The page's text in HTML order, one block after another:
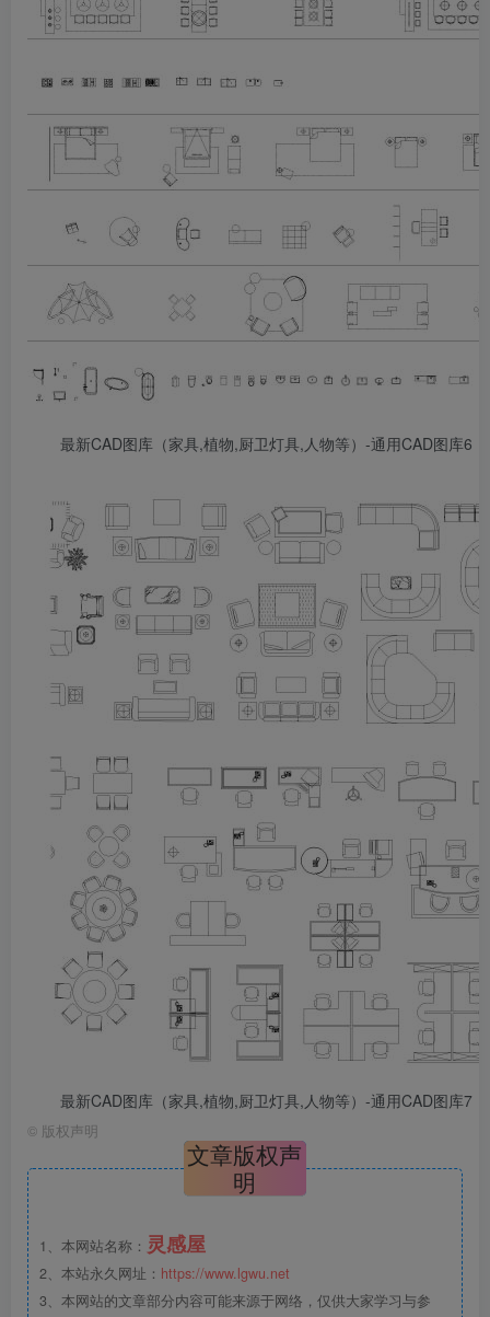
最新CAD图库（家具,植物,厨卫灯具,人物等）-通用CAD图库6
最新CAD图库（家具,植物,厨卫灯具,人物等）-通用CAD图库7
© 版权声明
文章版权声
明
1、本网站名称： 灵感屋
2、本站永久网址： https://www.lgwu.net
3、本网站的文章部分内容可能来源于网络，仅供大家学习与参